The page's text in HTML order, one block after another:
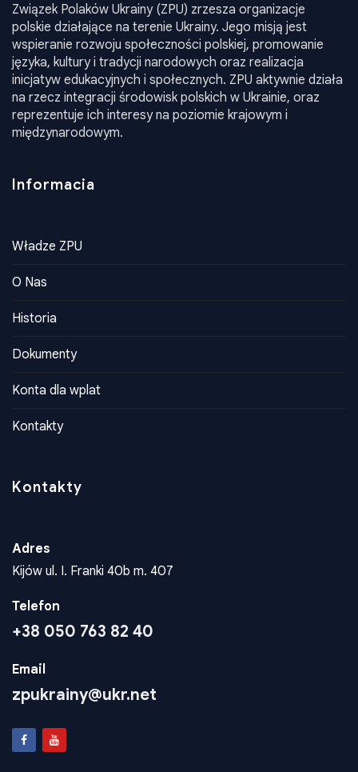
Związek Polaków Ukrainy (ZPU) zrzesza organizacje
polskie działające na terenie Ukrainy. Jego misją jest
wspieranie rozwoju społeczności polskiej, promowanie
języka, kultury i tradycji narodowych oraz realizacja
inicjatyw edukacyjnych i społecznych. ZPU aktywnie działa
na rzecz integracji środowisk polskich w Ukrainie, oraz
reprezentuje ich interesy na poziomie krajowym i
międzynarodowym.
Informacia
Władze ZPU
O Nas
Historia
Dokumenty
Konta dla wplat
Kontakty
Kontakty
Adres
Kijów ul. I. Franki 40b m. 407
Telefon
+38 050 763 82 40
Email
zpukrainy@ukr.net